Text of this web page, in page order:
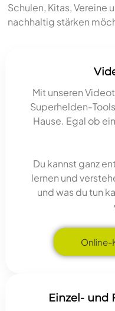
Schulen, Kitas, Vereine
nachhaltig stärken
Mit unseren
Superhelden-
Hause. Egal ob
Du kannst ganz
lernen und
und was du tun
Online-
Einzel- und